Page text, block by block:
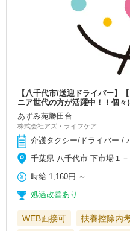
【八千代市/送迎ドライバー】
ニア世代の方が活躍中！！個々
あずみ苑勝田台
株式会社アズ・ライフケア
介護タクシー/ドライバー /
千葉県 八千代市 下市場１－
時給 1,160円 ～
処遇改善あり
WEB面接可 扶養控除内